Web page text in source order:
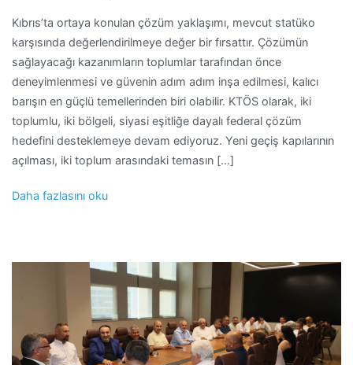
Kıbrıs’ta ortaya konulan çözüm yaklaşımı, mevcut statüko
karşısında değerlendirilmeye değer bir fırsattır. Çözümün
sağlayacağı kazanımların toplumlar tarafından önce
deneyimlenmesi ve güvenin adım adım inşa edilmesi, kalıcı
barışın en güçlü temellerinden biri olabilir. KTÖS olarak, iki
toplumlu, iki bölgeli, siyasi eşitliğe dayalı federal çözüm
hedefini desteklemeye devam ediyoruz. Yeni geçiş kapılarının
açılması, iki toplum arasındaki temasın […]
Daha fazlasını oku